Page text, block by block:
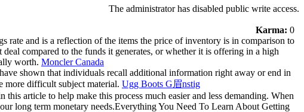
The administrator has disabled public write access.
Karma: 0
rate and is a reflection of the items the price of inventory is in comparison to
compared to the funds it generates, or whether it is offering in a high
worth. Moncler Canada
shown that individuals recall additional information right away or end in
more difficult subject material. Ugg Boots G眉nstig
article to help make this process much easier and less demanding. When
long term monetary needs.Everything You Need To Learn About Getting